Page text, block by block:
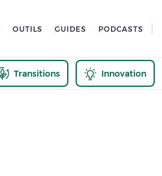
OUTILS GUIDES PODCASTS
Transitions Innovation